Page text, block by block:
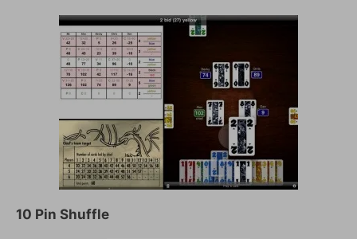
10 Pin Shuffle